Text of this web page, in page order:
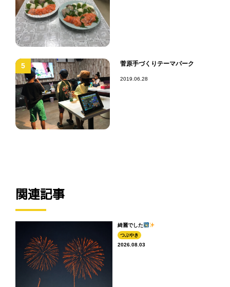
5 菅原手づくりテーマパーク
2019.06.28
関連記事
綺麗でした
つぶやき
2026.08.03